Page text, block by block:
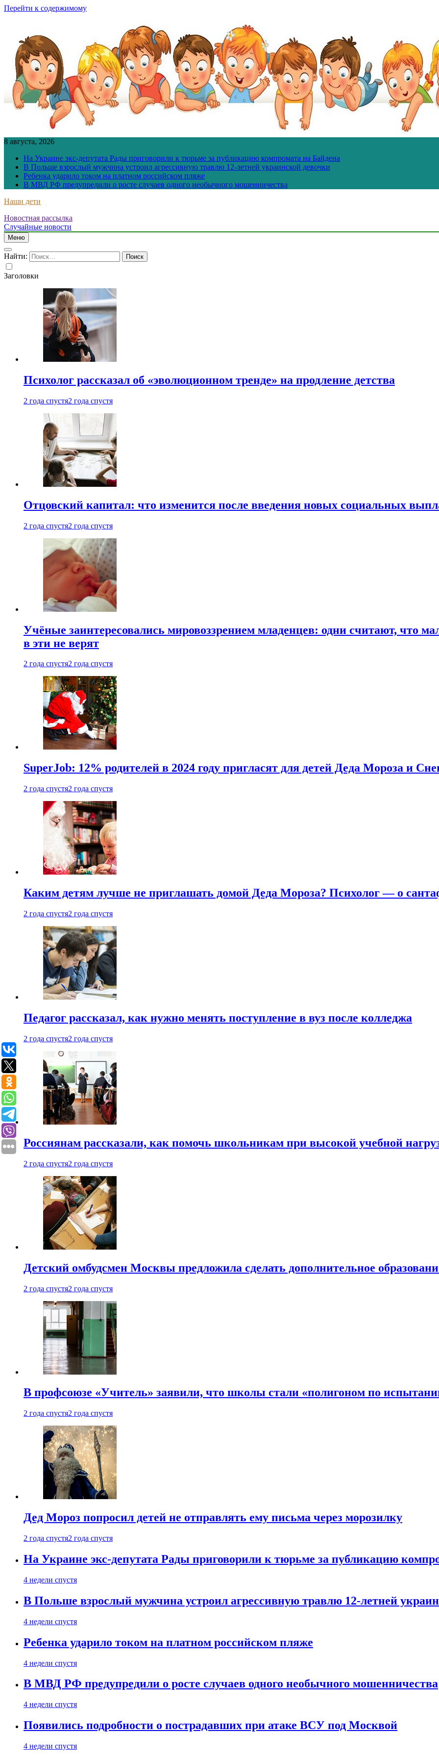
Перейти к содержимому
8 августа, 2026
На Украине экс-депутата Рады приговорили к тюрьме за публикацию компромата на Байдена
В Польше взрослый мужчина устроил агрессивную травлю 12-летней украинской девочки
Ребенка ударило током на платном российском пляже
В МВД РФ предупредили о росте случаев одного необычного мошенничества
Наши дети
Новостная рассылка
Случайные новости
Меню
Найти:
Заголовки
Психолог рассказал об «эволюционном тренде» на продление детства
2 года спустя2 года спустя
Отцовский капитал: что изменится после введения новых социальных
2 года спустя2 года спустя
Учёные заинтересовались мировоззрением младенцев: одни считают, что
в эти не верят
2 года спустя2 года спустя
SuperJob: 12% родителей в 2024 году пригласят для детей Деда Мороза и
2 года спустя2 года спустя
Каким детям лучше не приглашать домой Деда Мороза? Психолог — о
2 года спустя2 года спустя
Педагог рассказал, как нужно менять поступление в вуз после колледжа
2 года спустя2 года спустя
Россиянам рассказали, как помочь школьникам при высокой учебной
2 года спустя2 года спустя
Детский омбудсмен Москвы предложила сделать дополнительное
2 года спустя2 года спустя
В профсоюзе «Учитель» заявили, что школы стали «полигоном по
2 года спустя2 года спустя
Дед Мороз попросил детей не отправлять ему письма через морозилку
2 года спустя2 года спустя
На Украине экс-депутата Рады приговорили к тюрьме за публикацию
4 недели спустя
В Польше взрослый мужчина устроил агрессивную травлю 12-летней
4 недели спустя
Ребенка ударило током на платном российском пляже
4 недели спустя
В МВД РФ предупредили о росте случаев одного необычного мошенничества
4 недели спустя
Появились подробности о пострадавших при атаке ВСУ под Москвой
4 недели спустя